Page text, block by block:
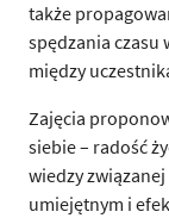
także
spędzania
między
Zajęcia
siebie – radość
wiedzy
umiejętnym i